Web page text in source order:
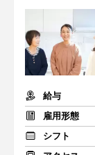
給与
雇用形態
シフト